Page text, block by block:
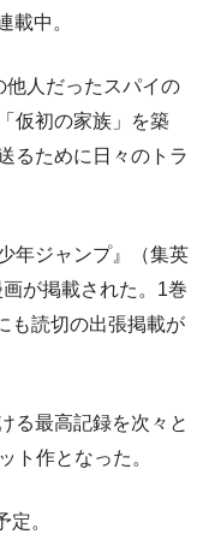
載中。
人だったスパイの
仮初の家族」を築
るために日々のトラ
年ジャンプ』（集英
が掲載された。1巻
も読切の出張掲載が
る最高記録を次々と
ト作となった。
。